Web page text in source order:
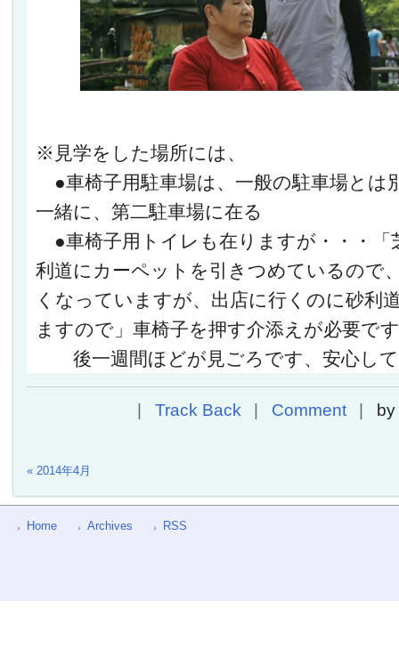
※見学をした場所には、
●車椅子用駐車場は、一般の駐車場とは
一緒に、第二駐車場に在る
●車椅子用トイレも在りますが・・・「
利道にカーペットを引きつめているので
くなっていますが、出店に行くのに砂利
ますので」車椅子を押す介添えが必要で
後一週間ほどが見ごろです、安心して
Track Back Comment by
« 2014年4月
Home Archives RSS